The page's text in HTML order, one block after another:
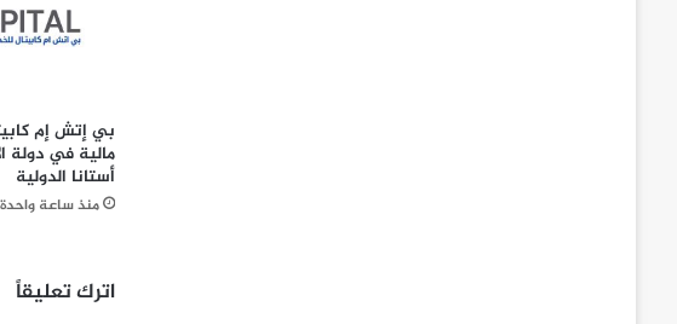
ق
ي
ق
ا
س
بي إتش إم
مالية في دولة
أستانا الدولية
منذ ساعة واحدة
اترك تعليقاً